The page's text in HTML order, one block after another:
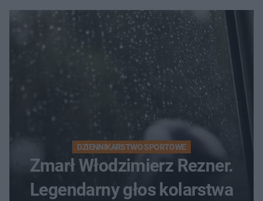
DZIENNIKARSTWO SPORTOWE
Zmarł Włodzimierz Rezner.
Legendarny głos kolarstwa